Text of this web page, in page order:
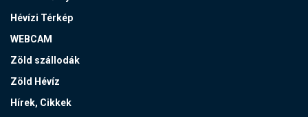
Hévízi Térkép
WEBCAM
Zöld szállodák
Zöld Hévíz
Hírek, Cikkek